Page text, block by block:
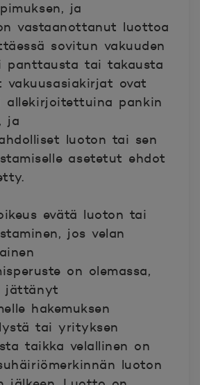
ja
vastaanottanut luottoa
sovitun vakuuden
panttausta tai takausta
vakuusasiakirjat ovat
allekirjoitettuina pankin
ja
luoton tai sen
asetetut ehdot
evätä luoton tai
jos velan
on olemassa,
jättänyt
hakemuksen
tai yrityksen
taikka velallinen on
luoton